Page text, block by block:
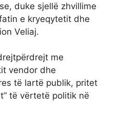
duke sjellë zhvillime
e kryeqytetit dhe
Veliaj.
me
vendor dhe
të lartë publik, pritet
të vërtetë politik në